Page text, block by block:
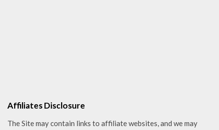
Affiliates Disclosure
The Site may contain links to affiliate websites, and we may